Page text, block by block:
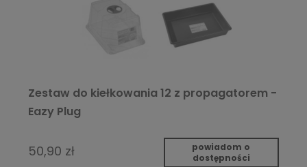
Zestaw do kiełkowania 12 z propagatorem -
Eazy Plug
50,90 zł
powiadom o
dostępności